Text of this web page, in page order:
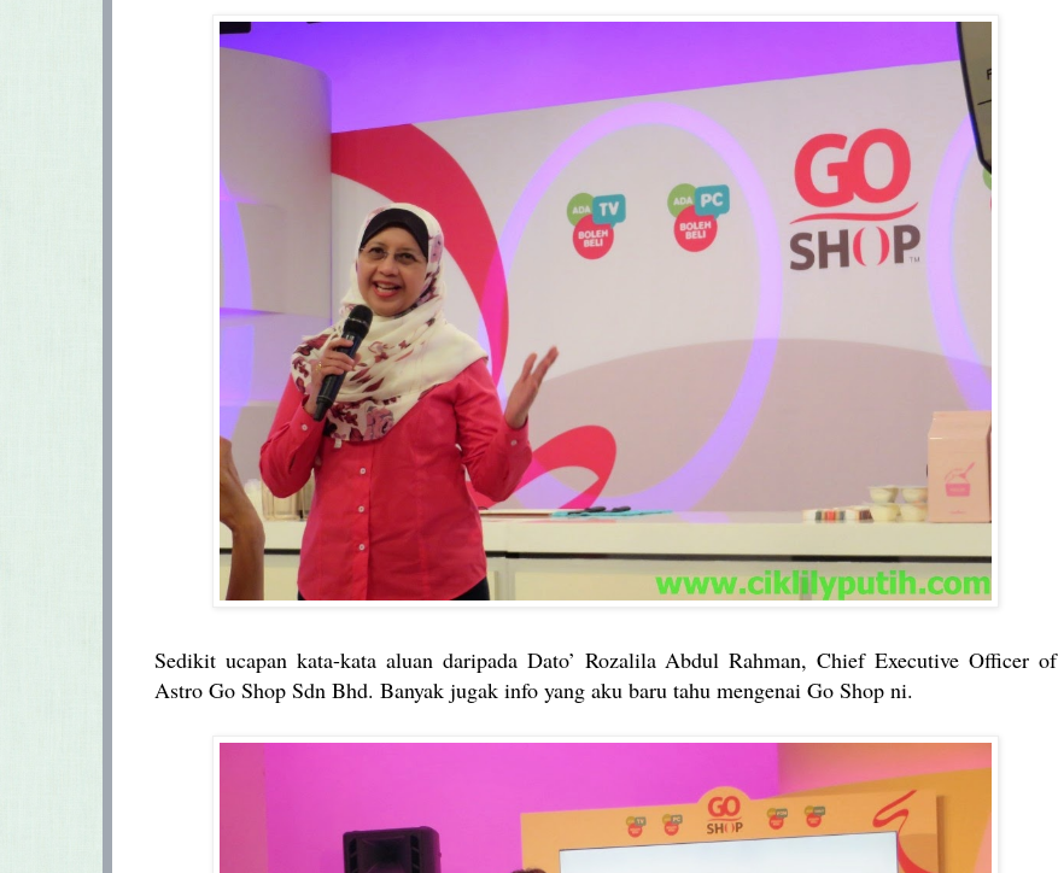
Sedikit ucapan kata-kata aluan daripada Dato’ Rozalila Abdul Rahman, Chief Executive Officer of
Astro Go Shop Sdn Bhd. Banyak jugak info yang aku baru tahu mengenai Go Shop ni.